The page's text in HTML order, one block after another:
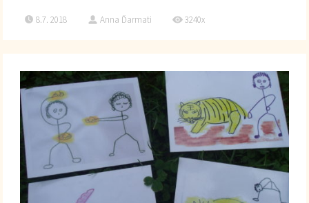
8.7. 2018 Anna Ďarmati 3240x